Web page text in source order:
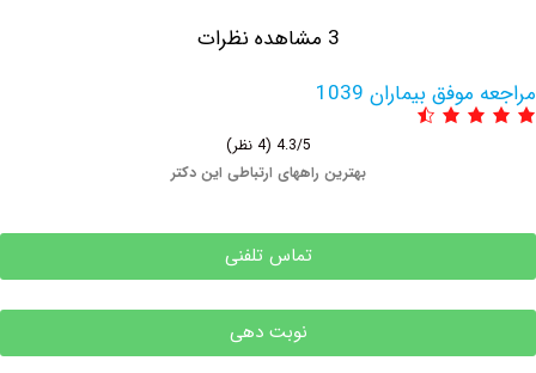
بیماران 1039
بهترین راههای ارتباطی این دکتر
تماس تلفنی
نوبت دهی